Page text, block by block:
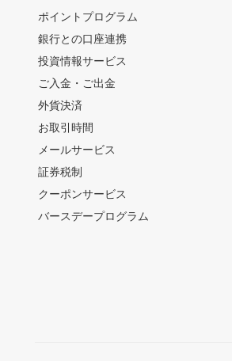
ポイントプログラム
銀行との口座連携
投資情報サービス
ご入金・ご出金
外貨決済
お取引時間
メールサービス
証券税制
クーポンサービス
バースデープログラム